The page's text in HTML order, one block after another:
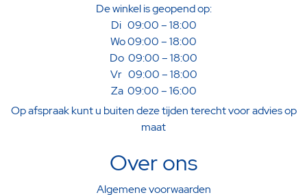
De winkel is geopend op:
Di 09:00 – 18:00
Wo 09:00 – 18:00
Do 09:00 – 18:00
Vr 09:00 – 18:00
Za 09:00 – 16:00
Op afspraak kunt u buiten deze tijden terecht voor advies op
maat
Over ons
Algemene voorwaarden